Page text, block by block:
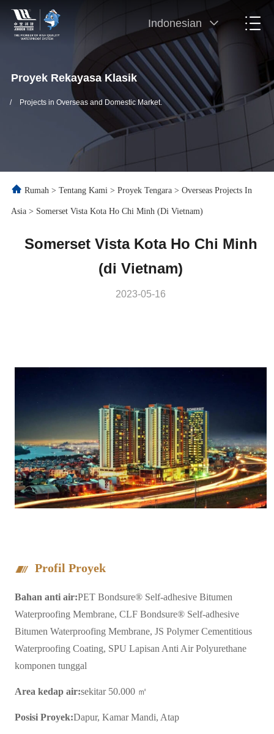
Indonesian
Proyek Rekayasa Klasik
/ Projects in Overseas and Domestic Market.
Rumah > Tentang Kami > Proyek Tengara > Overseas Projects In
Asia > Somerset Vista Kota Ho Chi Minh (di Vietnam)
Somerset Vista Kota Ho Chi Minh
(di Vietnam)
2023-05-16
Profil Proyek
Bahan anti air:PET Bondsure® Self-adhesive Bitumen
Waterproofing Membrane, CLF Bondsure® Self-adhesive
Bitumen Waterproofing Membrane, JS Polymer Cementitious
Waterproofing Coating, SPU Lapisan Anti Air Polyurethane
komponen tunggal
Area kedap air:sekitar 50.000 ㎡
Posisi Proyek:Dapur, Kamar Mandi, Atap